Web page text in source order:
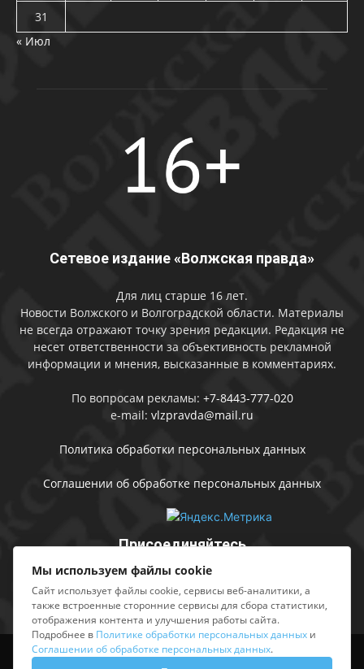
31
« Июл
Сетевое издание «Волжская правда»
Для лиц старше 16 лет.
Новости Волжского и Волгоградской области. Материалы
не всегда отражают точку зрения редакции. Редакция не
несет ответственности за объективность рекламной
информации и мнения, высказанные в комментариях.
По вопросам рекламы: +7-8443-777-020
e-mail: vlzpravda@mail.ru
Политика обработки персональных данных
Соглашении об обработке персональных данных
Присоединяйтесь
Выходные данные Sing in
Мы используем файлы cookie
Сайт использует файлы cookie, сервисы веб-аналитики, а
также встроенные сторонние сервисы для сбора статистики,
отображения контента и улучшения работы сайта.
Подробнее в Политике обработки персональных данных и
Соглашении об обработке персональных данных.